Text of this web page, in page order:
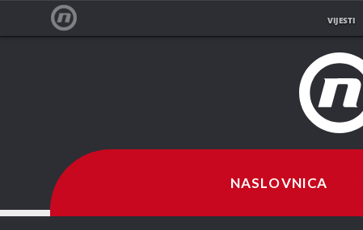
VIJESTI
NASLOVNICA